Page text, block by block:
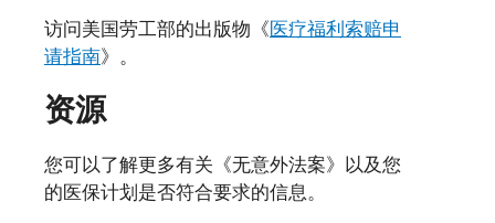
访问美国劳工部的出版物《医疗福利索赔申
请指南》。
资源
您可以了解更多有关《无意外法案》以及您
的医保计划是否符合要求的信息。